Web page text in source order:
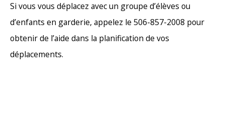
Si vous vous déplacez avec un groupe d’élèves ou
d’enfants en garderie, appelez le 506-857-2008 pour
obtenir de l’aide dans la planification de vos
déplacements.